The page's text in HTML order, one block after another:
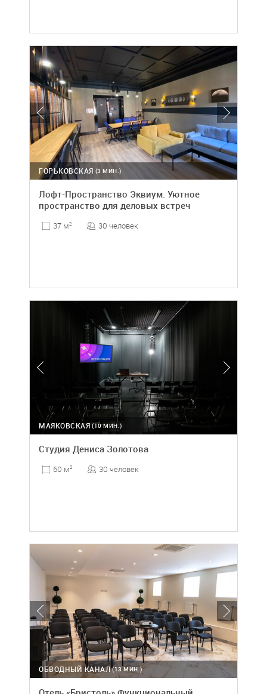
(3 МИН.)
ГОРЬКОВСКАЯ
Лофт-Пространство Эквиум. Уютное
пространство для деловых встреч
37 м2 30 человек
(10 МИН.)
МАЯКОВСКАЯ
Студия Дениса Золотова
60 м2 30 человек
(13 МИН.)
ОБВОДНЫЙ КАНАЛ